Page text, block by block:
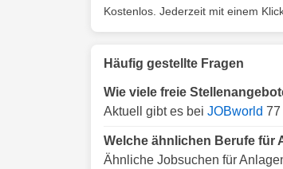
Kostenlos. Jederzeit mit einem
Häufig gestellte Fragen
Wie viele freie
Aktuell gibt es bei JOBworld 77
Welche ähnlichen Berufe für
Ähnliche Jobsuchen für